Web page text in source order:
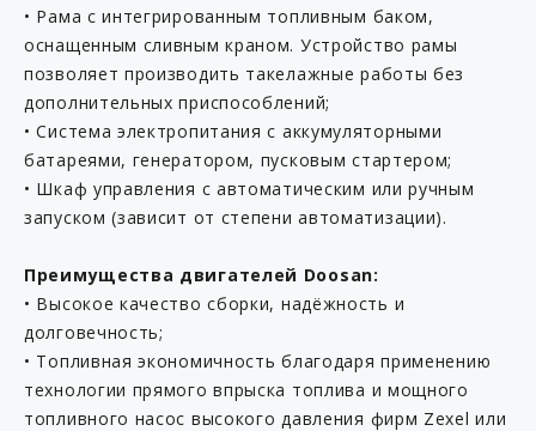
• Рама с интегрированным топливным баком,
оснащенным сливным краном. Устройство рамы
позволяет производить такелажные работы без
дополнительных приспособлений;
• Система электропитания с аккумуляторными
батареями, генератором, пусковым стартером;
• Шкаф управления с автоматическим или ручным
запуском (зависит от степени автоматизации).
Преимущества двигателей Doosan:
• Высокое качество сборки, надёжность и
долговечность;
• Топливная экономичность благодаря применению
технологии прямого впрыска топлива и мощного
топливного насос высокого давления фирм Zexel или